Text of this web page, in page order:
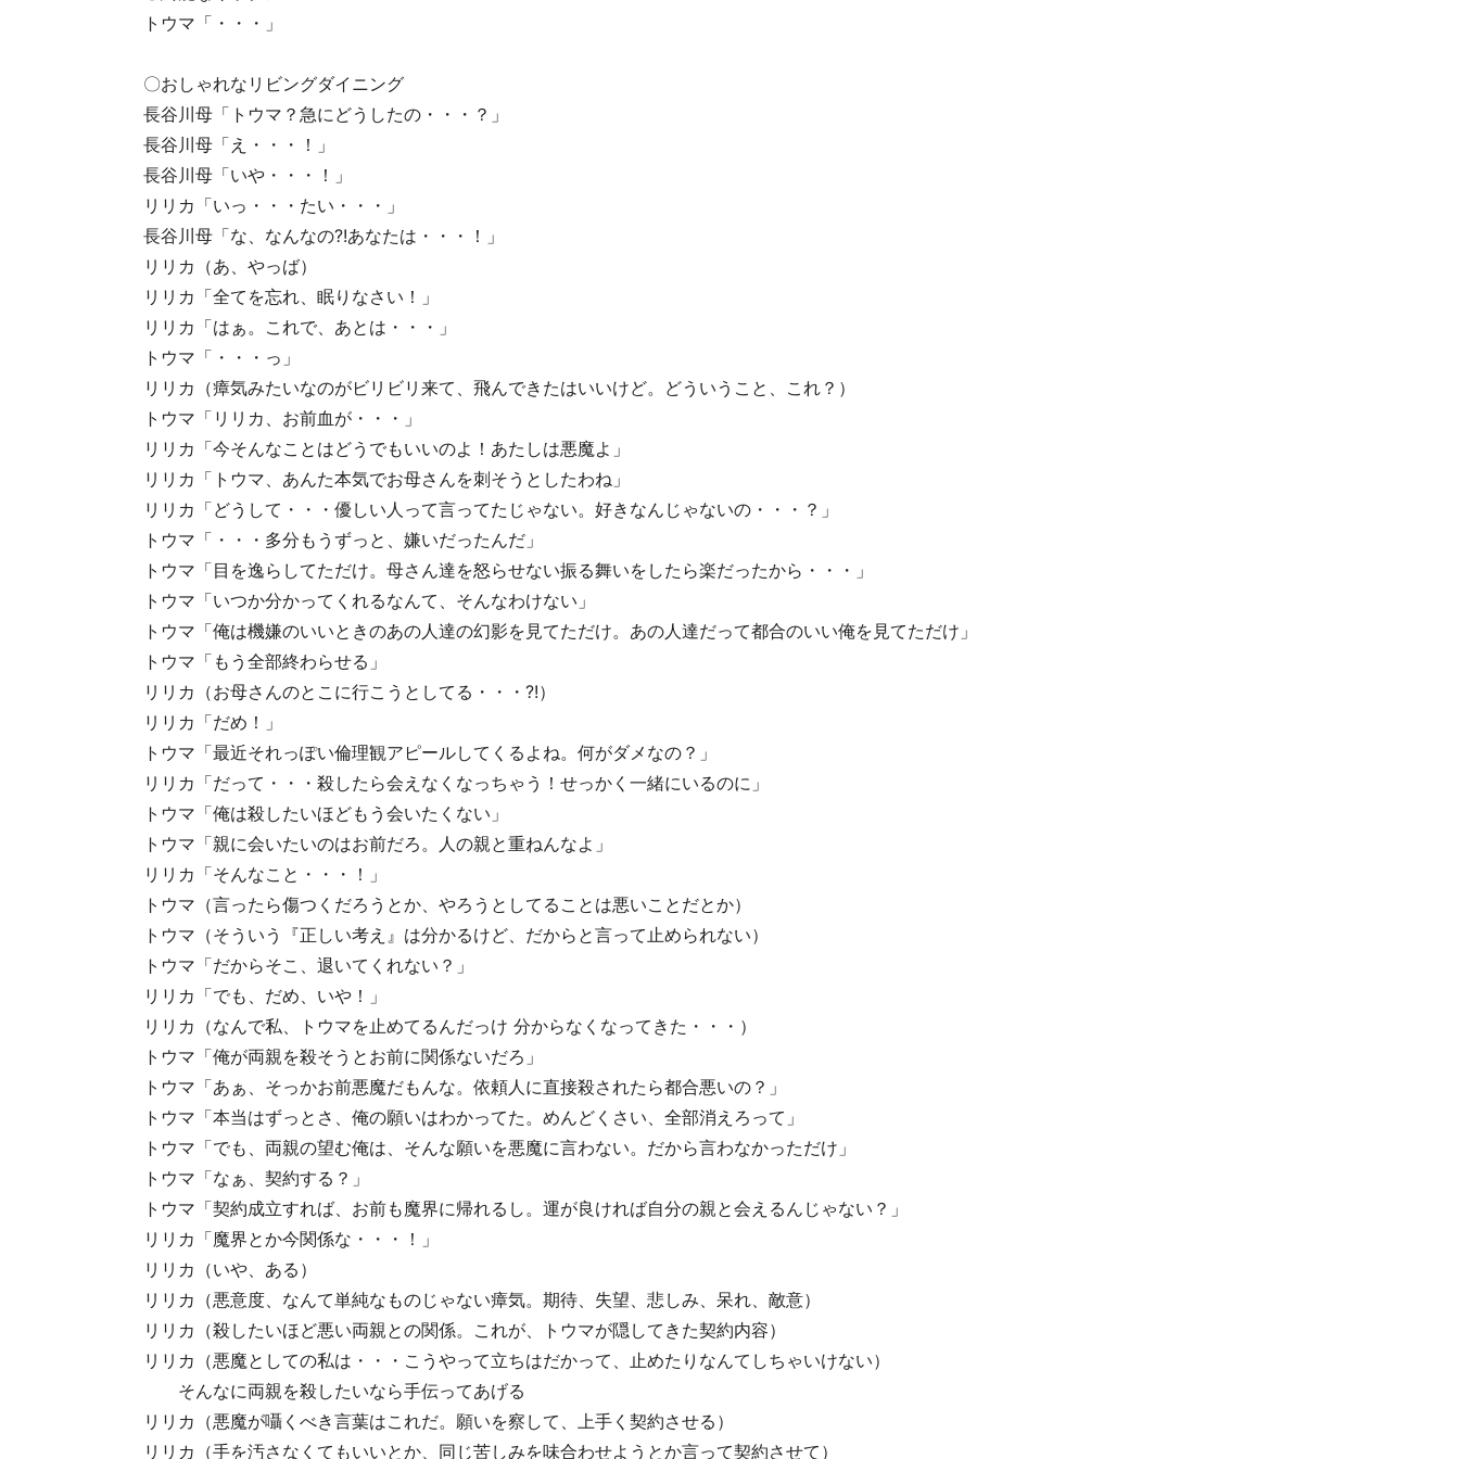
トウマ「・・・」
〇おしゃれなリビングダイニング
長谷川母「トウマ？急にどうしたの・・・？」
長谷川母「え・・・！」
長谷川母「いや・・・！」
リリカ「いっ・・・たい・・・」
長谷川母「な、なんなの?!あなたは・・・！」
リリカ（あ、やっば）
リリカ「全てを忘れ、眠りなさい！」
リリカ「はぁ。これで、あとは・・・」
トウマ「・・・っ」
リリカ（瘴気みたいなのがビリビリ来て、飛んできたはいいけど。どういうこと、これ？）
トウマ「リリカ、お前血が・・・」
リリカ「今そんなことはどうでもいいのよ！あたしは悪魔よ」
リリカ「トウマ、あんた本気でお母さんを刺そうとしたわね」
リリカ「どうして・・・優しい人って言ってたじゃない。好きなんじゃないの・・・？」
トウマ「・・・多分もうずっと、嫌いだったんだ」
トウマ「目を逸らしてただけ。母さん達を怒らせない振る舞いをしたら楽だったから・・・」
トウマ「いつか分かってくれるなんて、そんなわけない」
トウマ「俺は機嫌のいいときのあの人達の幻影を見てただけ。あの人達だって都合のいい俺を見てただけ」
トウマ「もう全部終わらせる」
リリカ（お母さんのとこに行こうとしてる・・・?!）
リリカ「だめ！」
トウマ「最近それっぽい倫理観アピールしてくるよね。何がダメなの？」
リリカ「だって・・・殺したら会えなくなっちゃう！せっかく一緒にいるのに」
トウマ「俺は殺したいほどもう会いたくない」
トウマ「親に会いたいのはお前だろ。人の親と重ねんなよ」
リリカ「そんなこと・・・！」
トウマ（言ったら傷つくだろうとか、やろうとしてることは悪いことだとか）
トウマ（そういう『正しい考え』は分かるけど、だからと言って止められない）
トウマ「だからそこ、退いてくれない？」
リリカ「でも、だめ、いや！」
リリカ（なんで私、トウマを止めてるんだっけ 分からなくなってきた・・・）
トウマ「俺が両親を殺そうとお前に関係ないだろ」
トウマ「あぁ、そっかお前悪魔だもんな。依頼人に直接殺されたら都合悪いの？」
トウマ「本当はずっとさ、俺の願いはわかってた。めんどくさい、全部消えろって」
トウマ「でも、両親の望む俺は、そんな願いを悪魔に言わない。だから言わなかっただけ」
トウマ「なぁ、契約する？」
トウマ「契約成立すれば、お前も魔界に帰れるし。運が良ければ自分の親と会えるんじゃない？」
リリカ「魔界とか今関係な・・・！」
リリカ（いや、ある）
リリカ（悪意度、なんて単純なものじゃない瘴気。期待、失望、悲しみ、呆れ、敵意）
リリカ（殺したいほど悪い両親との関係。これが、トウマが隠してきた契約内容）
リリカ（悪魔としての私は・・・こうやって立ちはだかって、止めたりなんてしちゃいけない）
そんなに両親を殺したいなら手伝ってあげる
リリカ（悪魔が囁くべき言葉はこれだ。願いを察して、上手く契約させる）
リリカ（手を汚さなくてもいいとか、同じ苦しみを味合わせようとか言って契約させて）